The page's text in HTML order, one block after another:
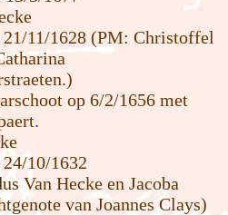
21/11/1628 (PM: Christoffel
op 6/2/1656 met
24/10/1632
Van Hecke en Jacoba
van Joannes Clays)